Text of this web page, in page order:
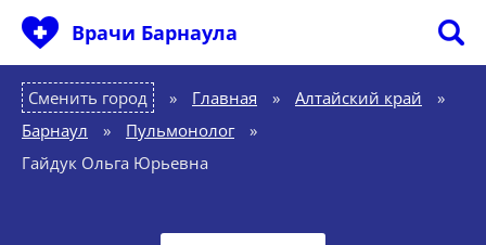
Врачи Барнаула
Сменить город Главная » Алтайский край
»
Барнаул
» Пульмонолог
»
Гайдук Ольга Юрьевна